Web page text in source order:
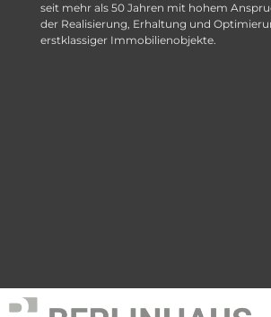
seit mehr als 50 Jahren mit hohem
der Realisierung, Erhaltung und
erstklassiger Immobilienobjekte.